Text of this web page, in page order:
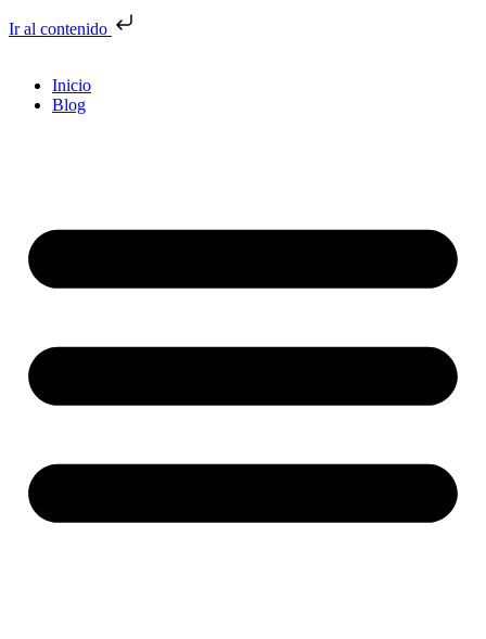
Ir al contenido
Inicio
Blog